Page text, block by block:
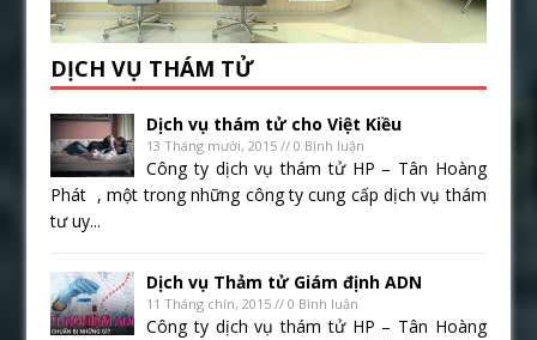
DỊCH VỤ THÁM TỬ
Dịch vụ thám tử cho Việt Kiều
13 Tháng mười, 2015 // 0 Bình luận
Công ty dịch vụ thám tử HP – Tân Hoàng
Phát , một trong những công ty cung cấp dịch vụ thám
tư uy...
Dịch vụ Thảm tử Giám định ADN
11 Tháng chín, 2015 // 0 Bình luận
Công ty dịch vụ thám tử HP – Tân Hoàng